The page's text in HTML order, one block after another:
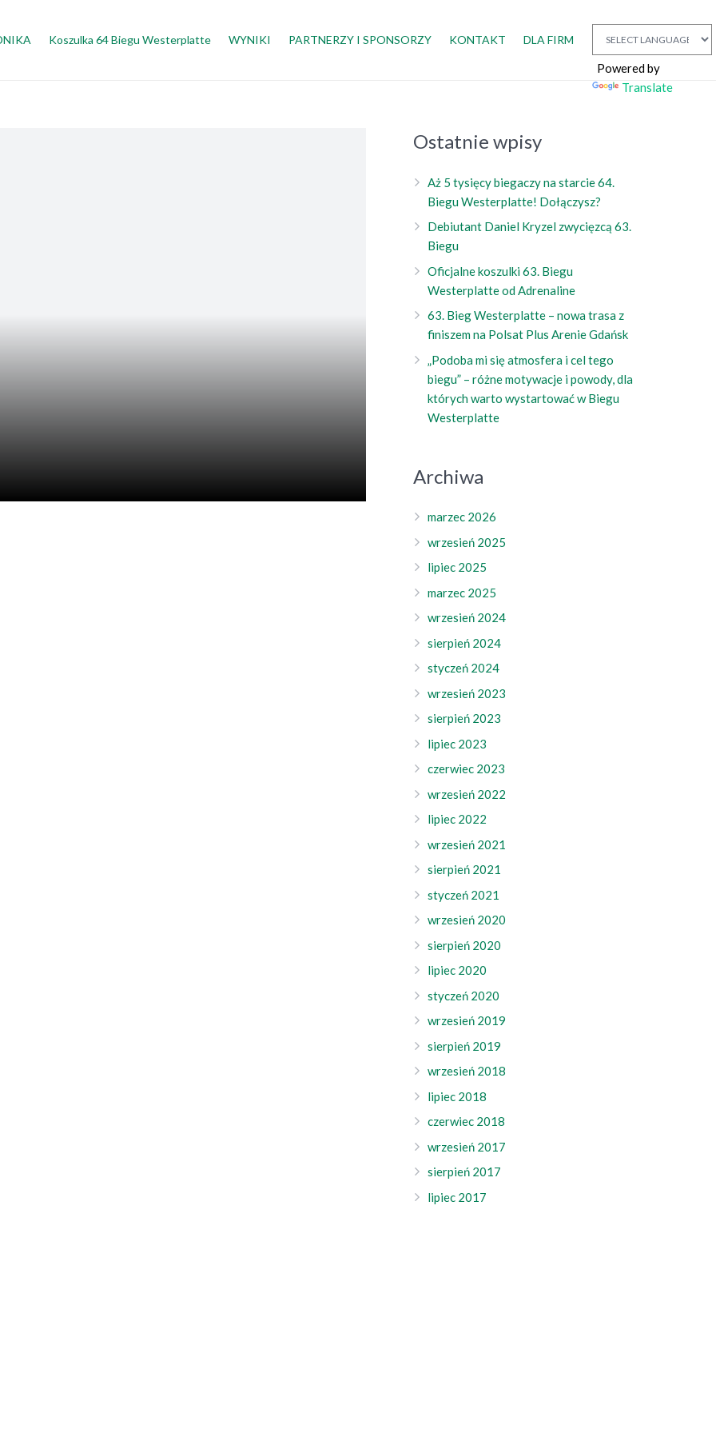
Powered by
Translate
Koszulka 64 Biegu Westerplatte WYNIKI PARTNERZY I SPONSORZY KONTAKT DLA FIRM
Ostatnie wpisy
Aż 5 tysięcy biegaczy na starcie 64.
Biegu Westerplatte! Dołączysz?
Debiutant Daniel Kryzel zwycięzcą 63.
Biegu
Oficjalne koszulki 63. Biegu
Westerplatte od Adrenaline
63. Bieg Westerplatte – nowa trasa z
finiszem na Polsat Plus Arenie Gdańsk
„Podoba mi się atmosfera i cel tego
biegu” – różne motywacje i powody, dla
których warto wystartować w Biegu
Westerplatte
Archiwa
marzec 2026
wrzesień 2025
lipiec 2025
marzec 2025
wrzesień 2024
sierpień 2024
styczeń 2024
wrzesień 2023
sierpień 2023
lipiec 2023
czerwiec 2023
wrzesień 2022
lipiec 2022
wrzesień 2021
sierpień 2021
styczeń 2021
wrzesień 2020
sierpień 2020
lipiec 2020
styczeń 2020
wrzesień 2019
sierpień 2019
wrzesień 2018
lipiec 2018
czerwiec 2018
wrzesień 2017
sierpień 2017
lipiec 2017